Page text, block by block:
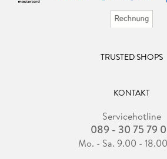
TRUSTED SHOPS
KONTAKT
Servicehotline
089 - 30 75 79
Mo. - Sa. 9.00 -